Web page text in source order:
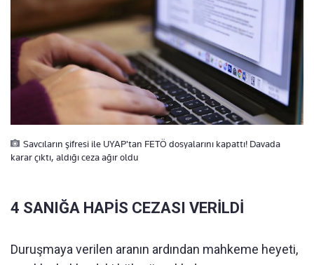
Savcıların şifresi ile UYAP'tan FETÖ dosyalarını kapattı! Davada
karar çıktı, aldığı ceza ağır oldu
4 SANIĞA HAPİS CEZASI VERİLDİ
Duruşmaya verilen aranın ardından mahkeme heyeti,